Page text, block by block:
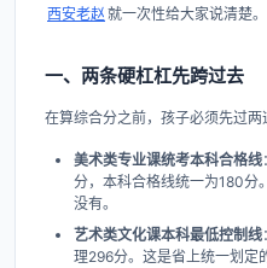
西安老赵 就一次性给大家说清楚。
一、两条硬杠杠先跨过去
在算综合分之前，孩子必须先过两
美术类专业课统考本科合格线
分，本科合格线统一为180分
没有。
艺术类文化课本科最低控制线
理296分。这是省上统一划定